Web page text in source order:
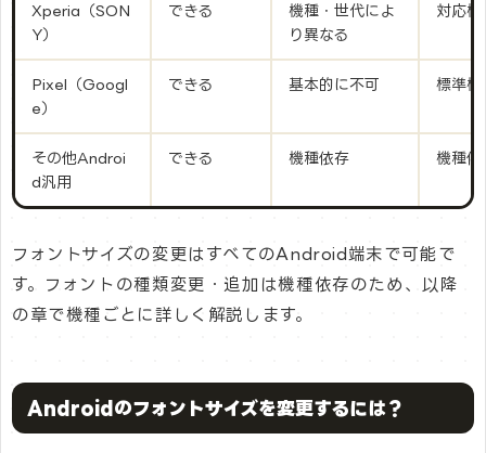
Xperia（SON
Y）
できる
機種・世代によ
り異なる
対応機
Pixel（Googl
e）
できる 基本的に不可 標準機
その他Androi
d汎用
できる 機種依存 機種依
フォントサイズの変更はすべてのAndroid端末で可能で
す。フォントの種類変更・追加は機種依存のため、以降
の章で機種ごとに詳しく解説します。
Androidのフォントサイズを変更するには？